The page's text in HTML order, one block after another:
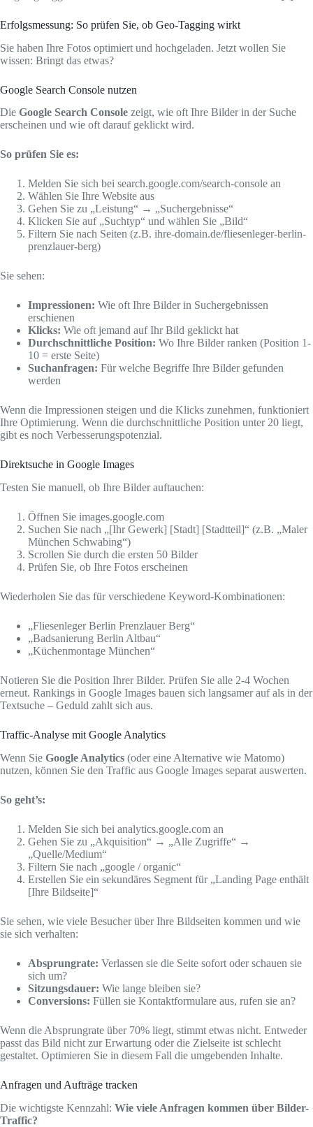
Erfolgsmessung: So prüfen Sie, ob Geo-Tagging wirkt
Sie haben Ihre Fotos optimiert und hochgeladen. Jetzt wollen Sie
wissen: Bringt das etwas?
Google Search Console nutzen
Die Google Search Console zeigt, wie oft Ihre Bilder in der Suche
erscheinen und wie oft darauf geklickt wird.
So prüfen Sie es:
Melden Sie sich bei search.google.com/search-console an
Wählen Sie Ihre Website aus
Gehen Sie zu „Leistung“ → „Suchergebnisse“
Klicken Sie auf „Suchtyp“ und wählen Sie „Bild“
Filtern Sie nach Seiten (z.B. ihre-domain.de/fliesenleger-berlin-
prenzlauer-berg)
Sie sehen:
Impressionen: Wie oft Ihre Bilder in Suchergebnissen
erschienen
Klicks: Wie oft jemand auf Ihr Bild geklickt hat
Durchschnittliche Position: Wo Ihre Bilder ranken (Position 1-
10 = erste Seite)
Suchanfragen: Für welche Begriffe Ihre Bilder gefunden
werden
Wenn die Impressionen steigen und die Klicks zunehmen, funktioniert
Ihre Optimierung. Wenn die durchschnittliche Position unter 20 liegt,
gibt es noch Verbesserungspotenzial.
Direktsuche in Google Images
Testen Sie manuell, ob Ihre Bilder auftauchen:
Öffnen Sie images.google.com
Suchen Sie nach „[Ihr Gewerk] [Stadt] [Stadtteil]“ (z.B. „Maler
München Schwabing“)
Scrollen Sie durch die ersten 50 Bilder
Prüfen Sie, ob Ihre Fotos erscheinen
Wiederholen Sie das für verschiedene Keyword-Kombinationen:
„Fliesenleger Berlin Prenzlauer Berg“
„Badsanierung Berlin Altbau“
„Küchenmontage München“
Notieren Sie die Position Ihrer Bilder. Prüfen Sie alle 2-4 Wochen
erneut. Rankings in Google Images bauen sich langsamer auf als in der
Textsuche – Geduld zahlt sich aus.
Traffic-Analyse mit Google Analytics
Wenn Sie Google Analytics (oder eine Alternative wie Matomo)
nutzen, können Sie den Traffic aus Google Images separat auswerten.
So geht’s:
Melden Sie sich bei analytics.google.com an
Gehen Sie zu „Akquisition“ → „Alle Zugriffe“ →
„Quelle/Medium“
Filtern Sie nach „google / organic“
Erstellen Sie ein sekundäres Segment für „Landing Page enthält
[Ihre Bildseite]“
Sie sehen, wie viele Besucher über Ihre Bildseiten kommen und wie
sie sich verhalten:
Absprungrate: Verlassen sie die Seite sofort oder schauen sie
sich um?
Sitzungsdauer: Wie lange bleiben sie?
Conversions: Füllen sie Kontaktformulare aus, rufen sie an?
Wenn die Absprungrate über 70% liegt, stimmt etwas nicht. Entweder
passt das Bild nicht zur Erwartung oder die Zielseite ist schlecht
gestaltet. Optimieren Sie in diesem Fall die umgebenden Inhalte.
Anfragen und Aufträge tracken
Die wichtigste Kennzahl: Wie viele Anfragen kommen über Bilder-
Traffic?